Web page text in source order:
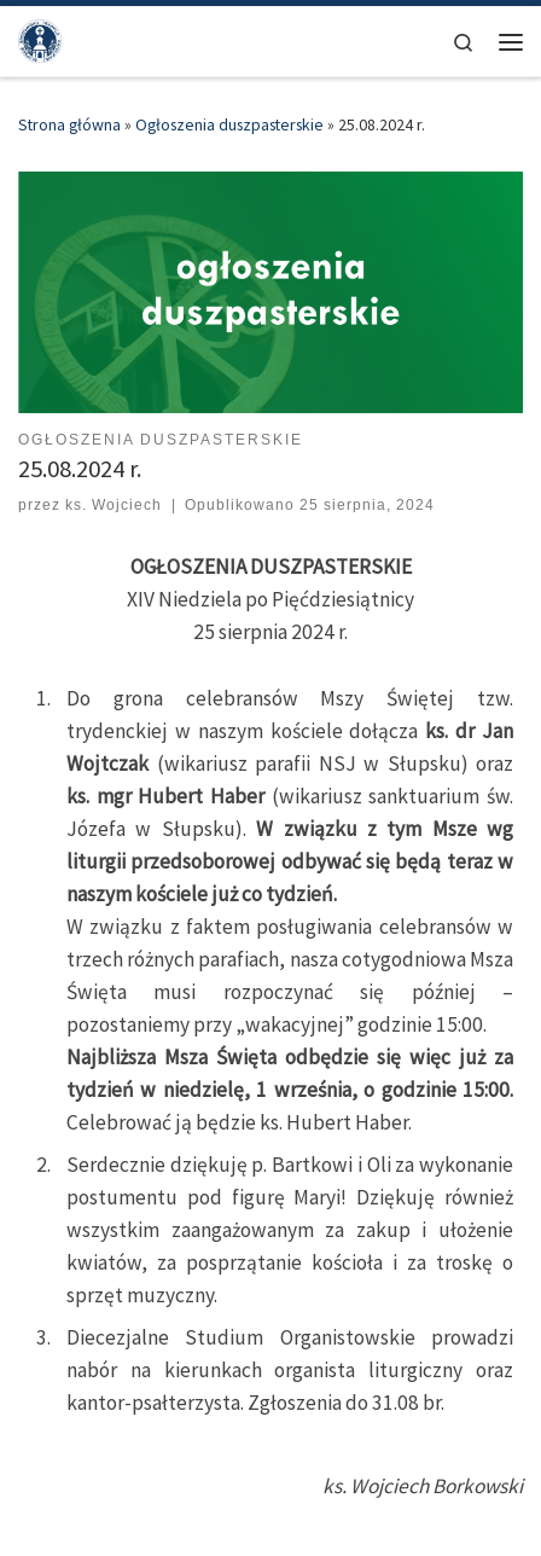
Przejdź do treści
Search
Strona główna » Ogłoszenia duszpasterskie » 25.08.2024 r.
OGŁOSZENIA DUSZPASTERSKIE
25.08.2024 r.
przez ks. Wojciech Opublikowano25 sierpnia, 2024
OGŁOSZENIA DUSZPASTERSKIE
XIV Niedziela po Pięćdziesiątnicy
25 sierpnia 2024 r.
Do grona celebransów Mszy Świętej tzw.
trydenckiej w naszym kościele dołącza ks. dr Jan
Wojtczak(wikariusz parafii NSJ w Słupsku) oraz
ks. mgr Hubert Haber(wikariusz sanktuarium św.
Józefa w Słupsku).W związku z tym Msze wg
liturgii przedsoborowej odbywać się będą teraz w
naszym kościele już co tydzień.
W związku z faktem posługiwania celebransów w
trzech różnych parafiach, nasza cotygodniowa Msza
Święta musi rozpoczynać się później –
pozostaniemy przy „wakacyjnej” godzinie 15:00.
Najbliższa Msza Święta odbędzie się więc już za
tydzień w niedzielę, 1 września, o godzinie 15:00.
Celebrować ją będzie ks. Hubert Haber.
Serdecznie dziękuję p. Bartkowi i Oli za wykonanie
postumentu pod figurę Maryi! Dziękuję również
wszystkim zaangażowanym za zakup i ułożenie
kwiatów, za posprzątanie kościoła i za troskę o
sprzęt muzyczny.
Diecezjalne Studium Organistowskie prowadzi
nabór na kierunkach organista liturgiczny oraz
kantor-psałterzysta. Zgłoszenia do 31.08 br.
ks. Wojciech Borkowski